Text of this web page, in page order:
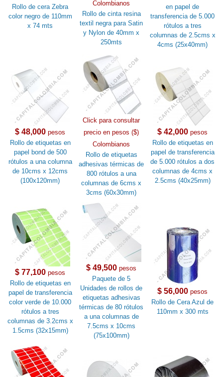
Rollo de cera Zebra
color negro de 110mm
x 74 mts
Colombianos
Rollo de cinta resina
textil negra para Satin
y Nylon de 40mm x
250mts
en papel de
transferencia de 5.000
rótulos a tres
columnas de 2.5cms x
4cms (25x40mm)
$ 48,000 pesos
Rollo de etiquetas en
papel bond de 500
rótulos a una columna
de 10cms x 12cms
(100x120mm)
Click para consultar
precio en pesos ($)
Colombianos
Rollo de etiquetas
adhesivas térmicas de
800 rótulos a una
columnas de 6cms x
3cms (60x30mm)
$ 42,000 pesos
Rollo de etiquetas en
papel de transferencia
de 5.000 rótulos a dos
columnas de 4cms x
2.5cms (40x25mm)
$ 77,100 pesos
Rollo de etiquetas en
papel de transferencia
color verde de 10.000
rótulos a tres
columnas de 3.2cms x
1.5cms (32x15mm)
$ 49,500 pesos
Paquete de 5
Unidades de rollos de
etiquetas adhesivas
térmicas de 80 rótulos
a una columnas de
7.5cms x 10cms
(75x100mm)
$ 56,000 pesos
Rollo de Cera Azul de
110mm x 300 mts